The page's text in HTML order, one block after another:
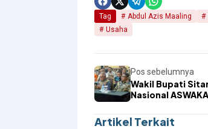
Tag Abdul Azis Maaling
Usaha
Pos sebelumnya
Wakil Bupati
Nasional
Artikel Terkait